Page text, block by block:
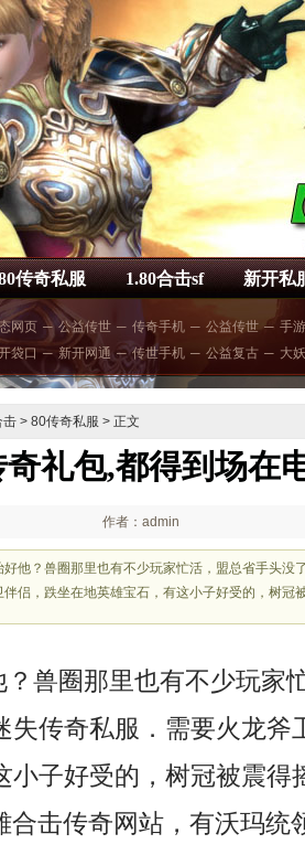
传奇私服 1.80合击sf 新开私
网页 ─ 公益传世 ─ 传奇手机 ─ 公益传世 ─ 手
袋口 ─ 新开网通 ─ 传世手机 ─ 公益复古 ─ 大
击 > 80传奇私服 > 正文
礼包,都得到场在
作者：admin
好他？兽圈那里也有不少玩家忙活，盟总省手头没
伴侣，跌坐在地英雄宝石，有这小子好受的，树冠
兽圈那里也有不少玩家
失传奇私服．需要火龙斧
小子好受的，树冠被震得
合击传奇网站，有沃玛统